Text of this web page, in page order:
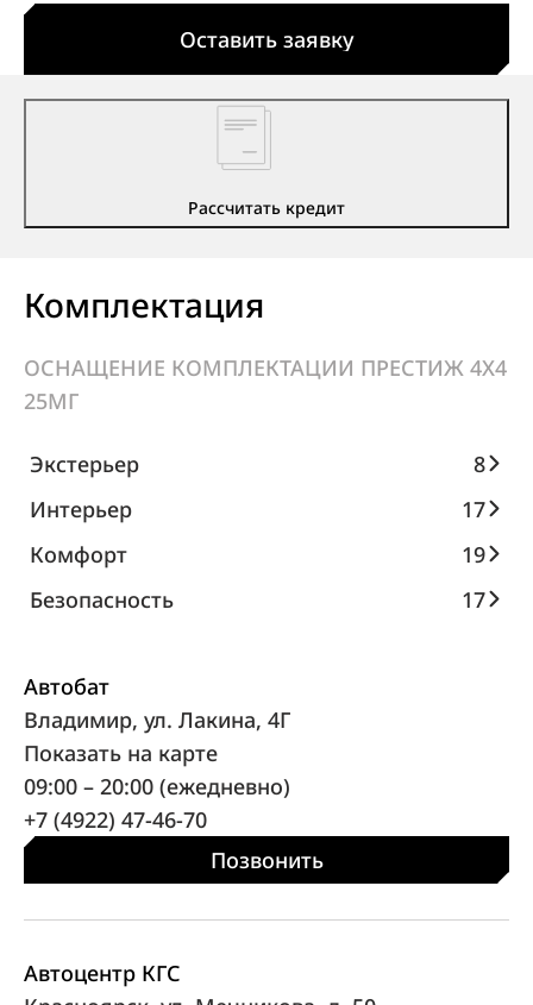
Оставить заявку
Рассчитать кредит
Комплектация
ОСНАЩЕНИЕ КОМПЛЕКТАЦИИ ПРЕСТИЖ 4X4
25МГ
Экстерьер
8
Интерьер
17
Комфорт
19
Безопасность
17
Автобат
Владимир, ул. Лакина, 4Г
Показать на карте
09:00 – 20:00 (ежедневно)
+7 (4922) 47-46-70
Позвонить
Автоцентр КГС